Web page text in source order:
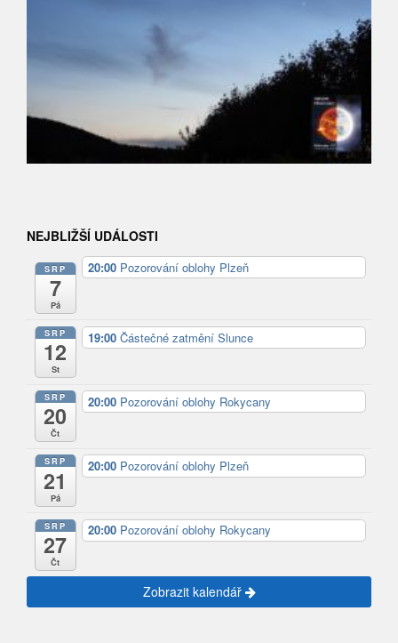
NEJBLIŽŠÍ UDÁLOSTI
SRP
7
Pá
20:00 Pozorování oblohy Plzeň
SRP
12
St
19:00 Částečné zatmění Slunce
SRP
20
Čt
20:00 Pozorování oblohy Rokycany
SRP
21
Pá
20:00 Pozorování oblohy Plzeň
SRP
27
Čt
20:00 Pozorování oblohy Rokycany
Zobrazit kalendář